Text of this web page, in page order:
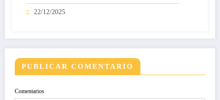
22/12/2025
PUBLICAR COMENTARIO
Comentarios